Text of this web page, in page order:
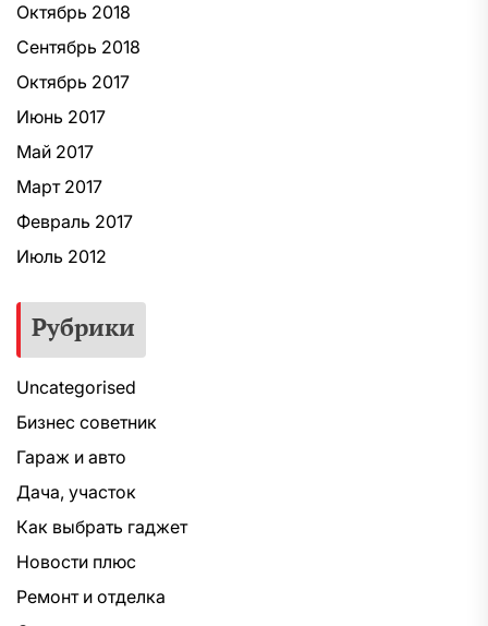
Октябрь 2018
Сентябрь 2018
Октябрь 2017
Июнь 2017
Май 2017
Март 2017
Февраль 2017
Июль 2012
Рубрики
Uncategorised
Бизнес советник
Гараж и авто
Дача, участок
Как выбрать гаджет
Новости плюс
Ремонт и отделка